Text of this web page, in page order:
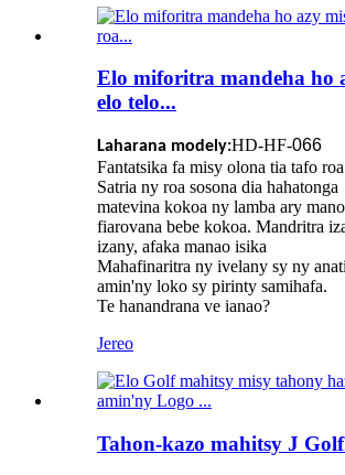
Elo miforitra mandeha ho
elo telo...
Laharana modely:HD-HF-066
Fantatsika fa misy olona tia tafo roa
Satria ny roa sosona dia hahatonga
matevina kokoa ny lamba ary
fiarovana bebe kokoa. Mandritra
izany, afaka manao isika
Mahafinaritra ny ivelany sy ny
amin'ny loko sy pirinty samihafa.
Te hanandrana ve ianao?
Jereo
Tahon-kazo mahitsy J